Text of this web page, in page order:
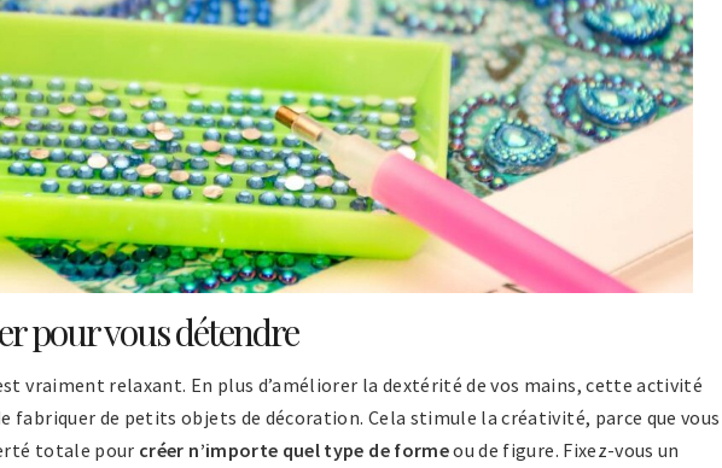
pour vous détendre
vraiment relaxant. En plus d’améliorer la dextérité de vos mains, cette activité
fabriquer de petits objets de décoration. Cela stimule la créativité, parce que vous
totale pour créer n’importe quel type de formeou de figure. Fixez-vous un